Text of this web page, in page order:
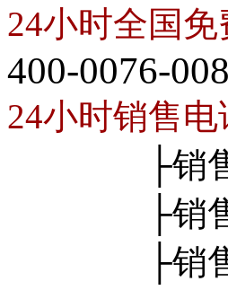
24小时全国
400-0076-008
24小时销售电
├销售一
├销售二
├销售三